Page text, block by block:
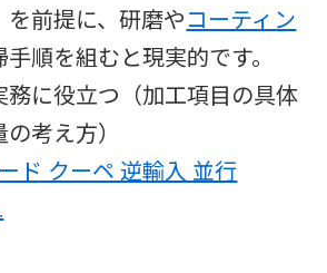
前提に、研磨やコーティン
順を組むと現実的です。
務に役立つ（加工項目の具体
考え方）
ド クーペ 逆輸入 並行